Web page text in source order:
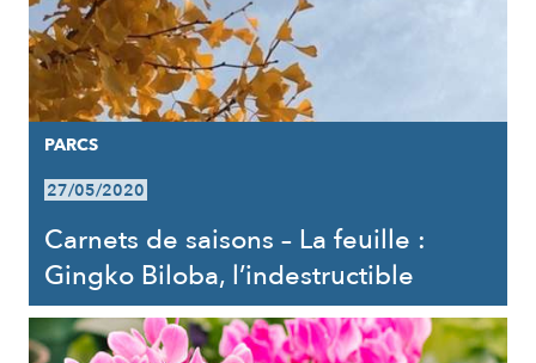
PARCS
27/05/2020
Carnets de saisons – La feuille :
Gingko Biloba, l’indestructible